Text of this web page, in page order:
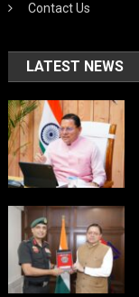
Contact Us
LATEST NEWS